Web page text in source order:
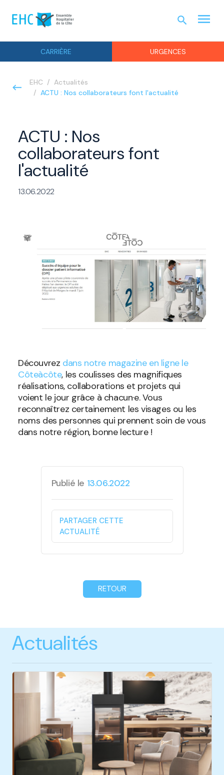
CARRIÈRE URGENCES
search menu
EHC
Actualités
ACTU : Nos collaborateurs font l'actualité
ACTU : Nos
collaborateurs font
l'actualité
13.06.2022
Découvrez dans notre magazine en ligne le
Côteàcôte, les coulisses des magnifiques
réalisations, collaborations et projets qui
voient le jour grâce à chacun·e. Vous
reconnaîtrez certainement les visages ou les
noms des personnes qui prennent soin de vous
dans notre région, bonne lecture !
Publié le 13.06.2022
PARTAGER CETTE
ACTUALITÉ
RETOUR
Actualités